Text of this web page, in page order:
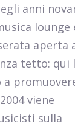
anni
lounge
aperta
tetto: qui
viene
sulla